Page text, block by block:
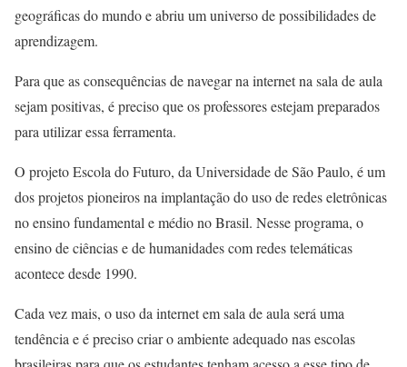
geográficas do mundo e abriu um universo de possibilidades de
aprendizagem.
Para que as consequências de navegar na internet na sala de aula
sejam positivas, é preciso que os professores estejam preparados
para utilizar essa ferramenta.
O projeto Escola do Futuro, da Universidade de São Paulo, é um
dos projetos pioneiros na implantação do uso de redes eletrônicas
no ensino fundamental e médio no Brasil. Nesse programa, o
ensino de ciências e de humanidades com redes telemáticas
acontece desde 1990.
Cada vez mais, o uso da internet em sala de aula será uma
tendência e é preciso criar o ambiente adequado nas escolas